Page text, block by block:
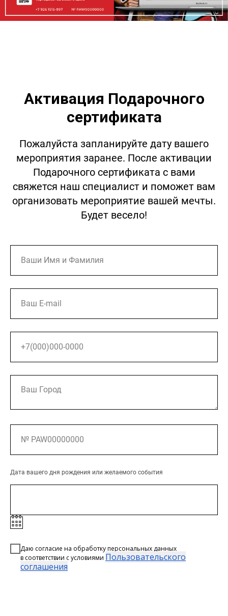
Активация Подарочного
сертификата
Пожалуйста запланируйте дату вашего
мероприятия заранее. После активации
Подарочного сертификата с вами
свяжется наш специалист и поможет вам
организовать мероприятие вашей мечты.
Будет весело!
Дата вашего дня рождения или желаемого события
Даю согласие на обработку персональных данных
в соответствии с условиями Пользовательского
соглашения